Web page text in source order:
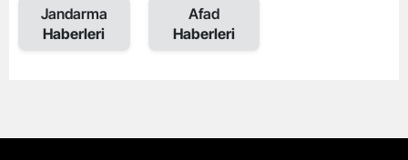
Jandarma
Haberleri
Afad
Haberleri